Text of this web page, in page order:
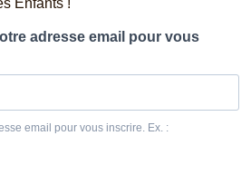
est né en 2022 avec la volonté
votre chemin professionnel
légitimes et épanouis dans le
de sophrologue. L’objectif : que
compétents qui